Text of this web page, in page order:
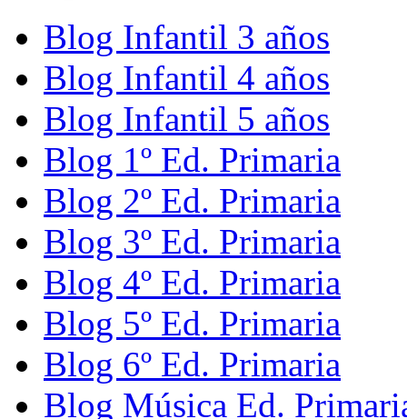
Blog Infantil 3 años
Blog Infantil 4 años
Blog Infantil 5 años
Blog 1º Ed. Primaria
Blog 2º Ed. Primaria
Blog 3º Ed. Primaria
Blog 4º Ed. Primaria
Blog 5º Ed. Primaria
Blog 6º Ed. Primaria
Blog Música Ed.